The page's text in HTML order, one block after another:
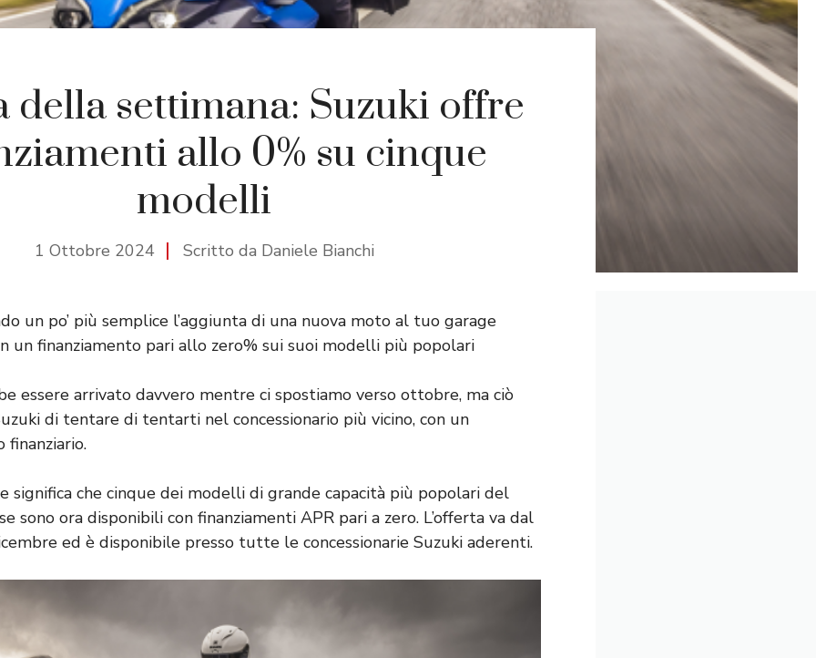
della settimana: Suzuki offre
allo 0% su cinque
modelli
1 Ottobre 2024 Scritto da Daniele Bianchi
un po’ più semplice l’aggiunta di una nuova moto al tuo garage
un finanziamento pari allo zero% sui suoi modelli più popolari
essere arrivato davvero mentre ci spostiamo verso ottobre, ma ciò
di tentare di tentarti nel concessionario più vicino, con un
significa che cinque dei modelli di grande capacità più popolari del
sono ora disponibili con finanziamenti APR pari a zero. L’offerta va dal
ed è disponibile presso tutte le concessionarie Suzuki aderenti.